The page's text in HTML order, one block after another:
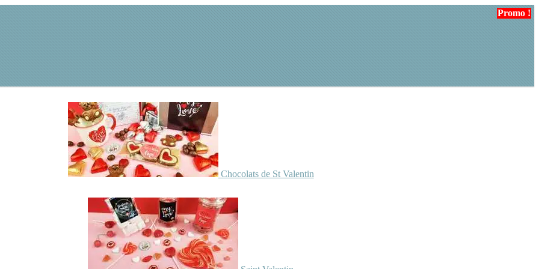
Chocolats de St Valentin
Promo !
Promo !
Promo !
Promo !